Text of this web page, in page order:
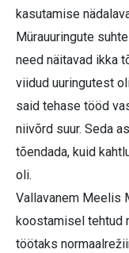
kasutamise
Mürauuringute
need näitavad ikka
viidud uuringutest
said tehase tööd
niivõrd suur. Seda
tõendada, kuid
oli.
Vallavanem Meelis
koostamisel tehtud
töötaks